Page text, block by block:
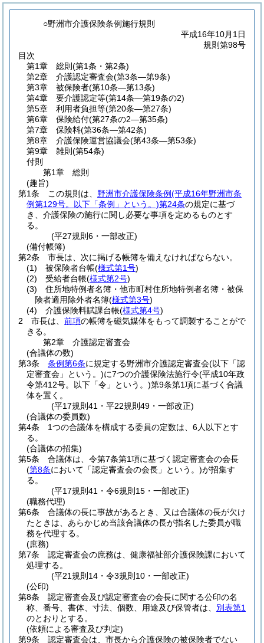
○野洲市介護保険条例施行規則
平成16年10月1日
規則第98号
目次
第1章
総則 (第1条・第2条)
第2章
介護認定審査会(第3条―第9条)
第3章
被保険者(第10条―第13条)
第4章
要介護認定等(第14条―第19条の2)
第5章
利用者負担等(第20条―第27条)
第6章
保険給付(第27条の2―第35条)
第7章
保険料(第36条―第42条)
第8章
介護保険運営協議会(第43条―第53条)
第9章
雑則 (第54条)
付則
第1章
総則
(趣旨)
第1条
この規則は、 野洲市介護保険条例(平成16年野洲市条
例第129号。以下「条例」という。)第24条の規定に基づ
き、介護保険の施行に関し必要な事項を定めるものとす
る。
(平27規則6・一部改正)
(備付帳簿)
第2条
市長は、次に掲げる帳簿を備えなければならない。
(1)
被保険者台帳(様式第1号)
(2)
受給者台帳(様式第2号)
(3)
住所地特例者名簿・他市町村住所地特例者名簿・被保
険者適用除外者名簿(様式第3号)
(4)
介護保険料賦課台帳(様式第4号)
2
市長は、 前項の帳簿を磁気媒体をもって調製することがで
きる。
第2章
介護認定審査会
(合議体の数)
第3条
条例第6条に規定する野洲市介護認定審査会(以下「認
定審査会」という。)に7つの介護保険法施行令(平成10年政
令第412号。以下「令」という。)第9条第1項に基づく合議
体を置く。
(平17規則41・平22規則49・一部改正)
(合議体の委員数)
第4条
1つの合議体を構成する委員の定数は、6人以下とす
る。
(合議体の招集)
第5条
合議体は、令第7条第1項に基づく認定審査会の会長
(第8条において「認定審査会の会長」という。)が招集す
る。
(平17規則41・令6規則15・一部改正)
(職務代理)
第6条
合議体の長に事故があるとき、又は合議体の長が欠け
たときは、あらかじめ当該合議体の長が指名した委員が職
務を代理する。
(庶務)
第7条
認定審査会の庶務は、健康福祉部介護保険課において
処理する。
(平21規則14・令3規則10・一部改正)
(公印)
第8条
認定審査会及び認定審査会の会長に関する公印の名
称、番号、書体、寸法、個数、用途及び保管者は、 別表第1
のとおりとする。
(依頼による審査及び判定)
第9条
認定審査会は、市長から介護保険の被保険者でない